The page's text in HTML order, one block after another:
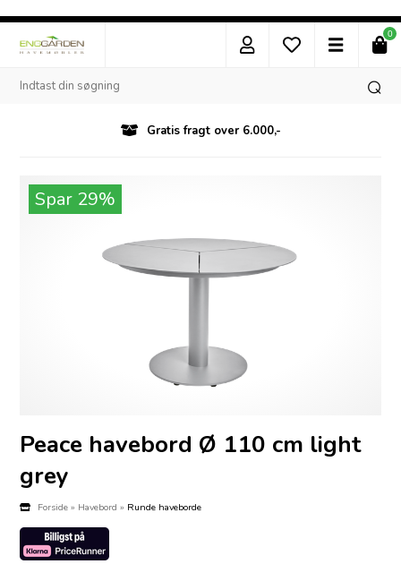
0
Gratis fragt over 6.000,-
Spar 29%
Peace havebord Ø 110 cm light
grey
Forside » Havebord » Runde haveborde